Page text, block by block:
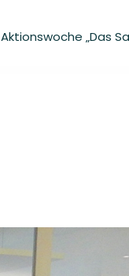
Aktionswoche „Das